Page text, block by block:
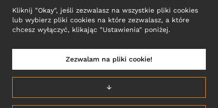
Narva mnt 5, EE-10117 Tallinn
Reg: 12356245
POLSKA/POLSKI
Kliknij "Okay", jeśli zezwalasz na wszystkie pliki cookies
lub wybierz pliki cookies na które zezwalasz, a które
chcesz wyłączyć, klikając "Ustawienia" poniżej.
↓
Zezwalam na pliki cookie!